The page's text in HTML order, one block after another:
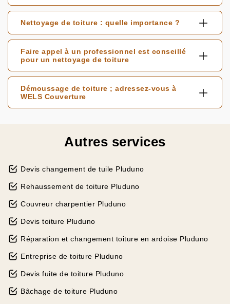
Nettoyage de toiture : quelle importance ?
Faire appel à un professionnel est conseillé
pour un nettoyage de toiture
Démoussage de toiture ; adressez-vous à
WELS Couverture
Autres services
Devis changement de tuile Pluduno
Rehaussement de toiture Pluduno
Couvreur charpentier Pluduno
Devis toiture Pluduno
Réparation et changement toiture en ardoise Pluduno
Entreprise de toiture Pluduno
Devis fuite de toiture Pluduno
Bâchage de toiture Pluduno